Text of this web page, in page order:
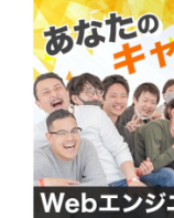
新卒エージェント
イベント・セミナー
インタビュー
就活成功ガイド
ナレッジ
リファレンス
プラン
評価結果一覧
再チャレンジ結果一覧
Tech Team Journal
paiza times
note
paizaとは？